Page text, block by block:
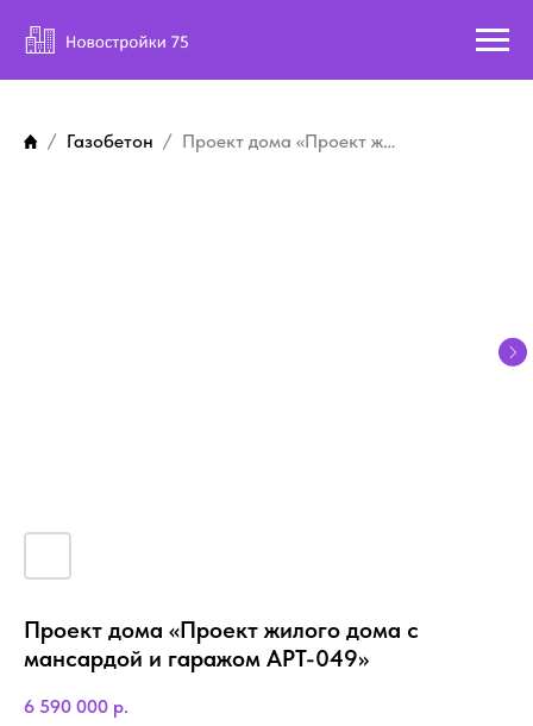
Газобетон Проект дома «Проект жилого дома с мансардой и гаражом АРТ-049»
Проект дома «Проект жилого дома с
мансардой и гаражом АРТ-049»
6 590 000 р.